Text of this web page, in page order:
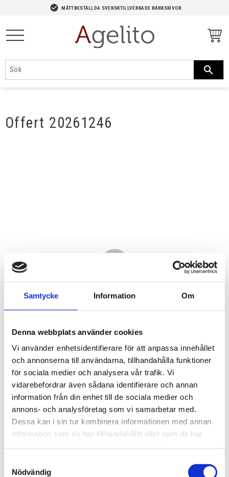
Samtycke Information Om
Denna webbplats använder cookies
Vi använder enhetsidentifierare för att anpassa innehållet
och annonserna till användarna, tillhandahålla funktioner
för sociala medier och analysera vår trafik. Vi
vidarebefordrar även sådana identifierare och annan
information från din enhet till de sociala medier och
annons- och analysföretag som vi samarbetar med.
Dessa kan i sin tur kombinera informationen med annan
information som du har tillhandahållit eller som de har
Nödvändig
check_circle MÅTTBESTÄLLDA SVENSKTILLVERKADE BÄNKSKIVOR
Offert 20261246
21 900,00KR
Antal